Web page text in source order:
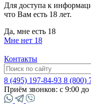
Для доступа к
что Вам есть 18 лет.
Да, мне есть 18
Мне нет 18
Контакты
8 (495) 197-84-93 8 (800)
Приём звонков: с 9:00 до